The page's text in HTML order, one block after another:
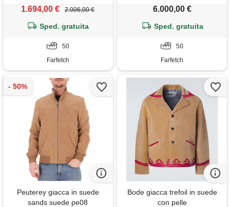
1.694,00 € 2.006,00 €
Sped. gratuita
50
Farfetch
6.000,00 €
Sped. gratuita
50
Farfetch
Peuterey giacca in suede
sands suede pe08
Bode giacca trefoil in suede
con pelle